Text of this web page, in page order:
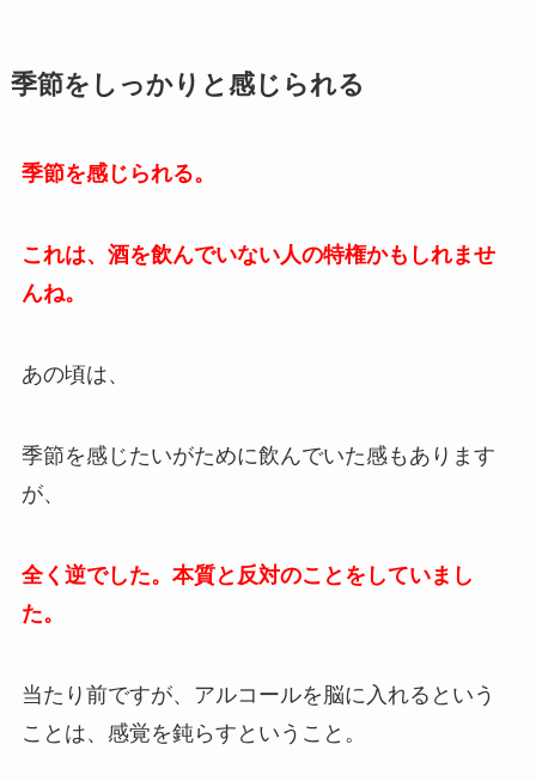
季節をしっかりと感じられる
季節を感じられる。
これは、酒を飲んでいない人の特権かもしれませ
んね。
あの頃は、
季節を感じたいがために飲んでいた感もあります
が、
全く逆でした。本質と反対のことをしていまし
た。
当たり前ですが、アルコールを脳に入れるという
ことは、感覚を鈍らすということ。